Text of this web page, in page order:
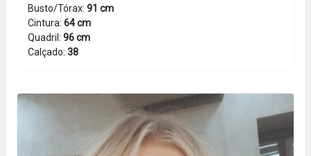
Busto/Tórax: 91 cm
Cintura: 64 cm
Quadril: 96 cm
Calçado: 38